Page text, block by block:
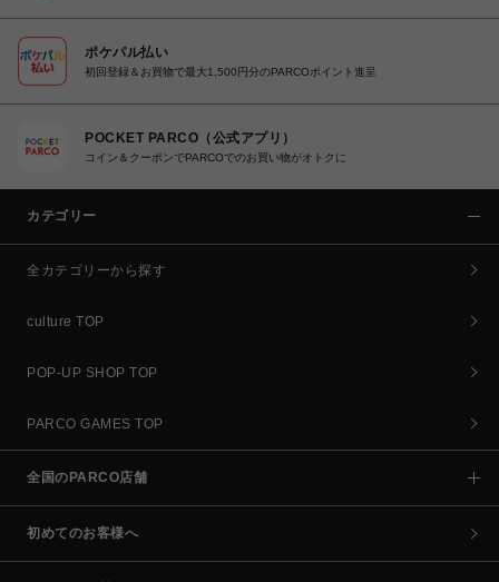
ポケパル払い
初回登録＆お買物で最大1,500円分のPARCOポイント進呈
POCKET PARCO（公式アプリ）
コイン＆クーポンでPARCOでのお買い物がオトクに
カテゴリー
全カテゴリーから探す
culture TOP
POP-UP SHOP TOP
PARCO GAMES TOP
全国のPARCO店舗
初めてのお客様へ